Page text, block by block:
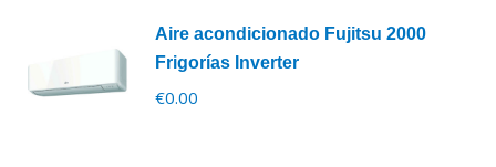
Aire acondicionado Fujitsu 2000
Frigorías Inverter
€0.00